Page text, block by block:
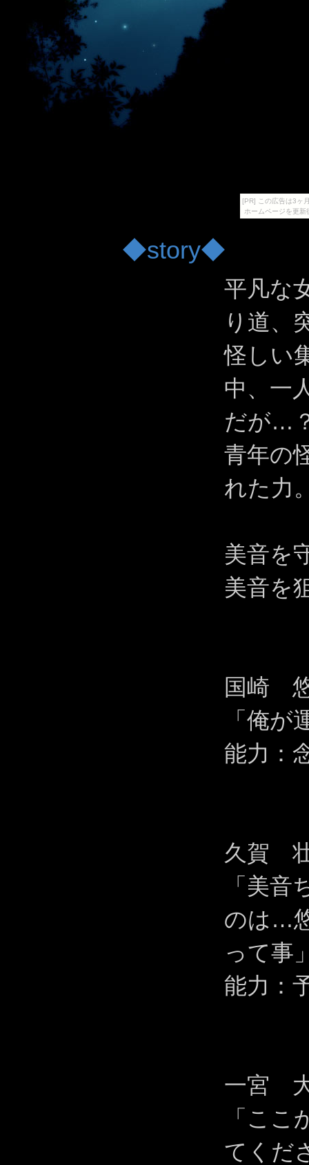
[PR] この広告は3ヶ
ホームページを更
◆story◆
平凡な
り道、
怪しい
中、一
だが…
青年の
れた力
美音を
美音を
国崎
「俺
能力：
久賀
「美
のは…
って事
能力：
一宮
「こ
てくだ